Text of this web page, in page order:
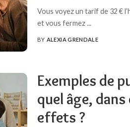
Vous voyez un tarif de 32 €
et vous fermez...
POSTED
BY ALEXIA GRENDALE
Exemples de
quel âge,
effets ?